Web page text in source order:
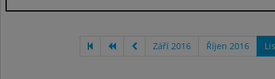
Září 2016 Říjen 2016